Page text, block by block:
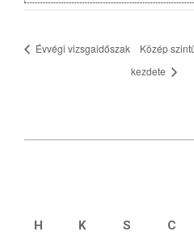
Évvégi vizsgaidőszak
Közép
kezdete
H
K S C